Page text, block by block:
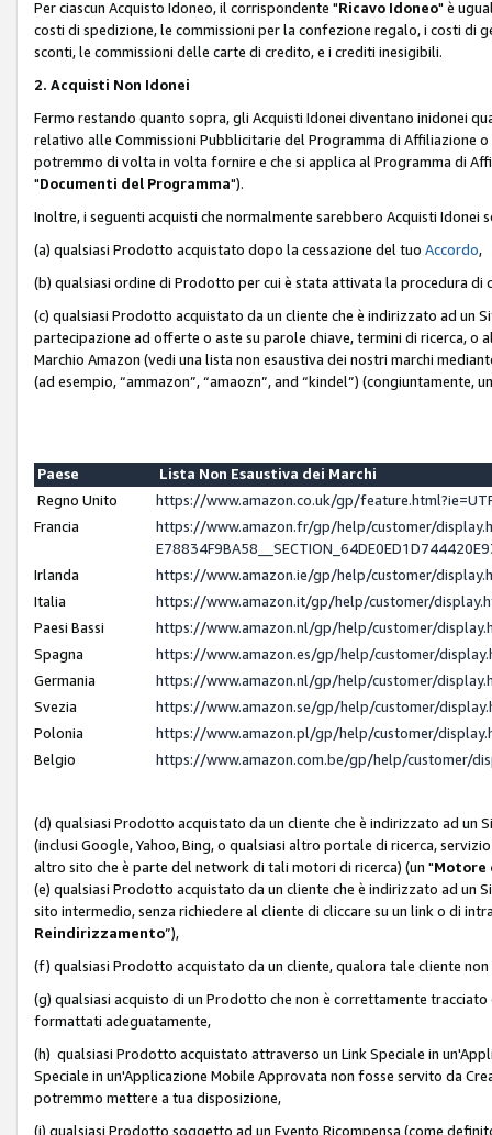
Per ciascun Acquisto Idoneo, il corrispondente "Ricavo Idoneo" è
costi di spedizione, le commissioni per la confezione regalo, i costi di
sconti, le commissioni delle carte di credito, e i crediti inesigibili.
2. Acquisti Non Idonei
Fermo restando quanto sopra, gli Acquisti Idonei diventano inidonei
relativo alle Commissioni Pubblicitarie del Programma di Affiliazione
potremmo di volta in volta fornire e che si applica al Programma di
"Documenti del Programma").
Inoltre, i seguenti acquisti che normalmente sarebbero Acquisti
(a) qualsiasi Prodotto acquistato dopo la cessazione del tuo Accordo,
(b) qualsiasi ordine di Prodotto per cui è stata attivata la procedura di
(c) qualsiasi Prodotto acquistato da un cliente che è indirizzato ad un
partecipazione ad offerte o aste su parole chiave, termini di ricerca,
Marchio Amazon (vedi una lista non esaustiva dei nostri marchi
(ad esempio, “ammazon”, “amaozn”, and “kindel”) (congiuntamente,
Paese
Lista Non Esaustiva dei Marchi
Regno Unito
https://www.amazon.co.uk/gp/
Francia
https://www.amazon.fr/gp/help/customer/
Irlanda
https://www.amazon.ie/gp/help/customer/
Italia
https://www.amazon.it/gp/help/customer/
Paesi Bassi
https://www.amazon.nl/gp/help/customer/
Spagna
https://www.amazon.es/gp/help/customer/
Germania
https://www.amazon.nl/gp/help/customer/
Svezia
https://www.amazon.se/gp/help/customer/
Polonia
https://www.amazon.pl/gp/help/customer/
Belgio
https://www.amazon.com.be/gp/help/customer/
(d) qualsiasi Prodotto acquistato da un cliente che è indirizzato ad un
(inclusi Google, Yahoo, Bing, o qualsiasi altro portale di ricerca,
altro sito che è parte del network di tali motori di ricerca) (un "Motore
(e) qualsiasi Prodotto acquistato da un cliente che è indirizzato ad un
sito intermedio, senza richiedere al cliente di cliccare su un link o di
Reindirizzamento”),
(f) qualsiasi Prodotto acquistato da un cliente, qualora tale cliente
(g) qualsiasi acquisto di un Prodotto che non è correttamente
formattati adeguatamente,
(h) qualsiasi Prodotto acquistato attraverso un Link Speciale in
Speciale in un'Applicazione Mobile Approvata non fosse servito da
potremmo mettere a tua disposizione,
(i) qualsiasi Prodotto soggetto ad un Evento Ricompensa (come